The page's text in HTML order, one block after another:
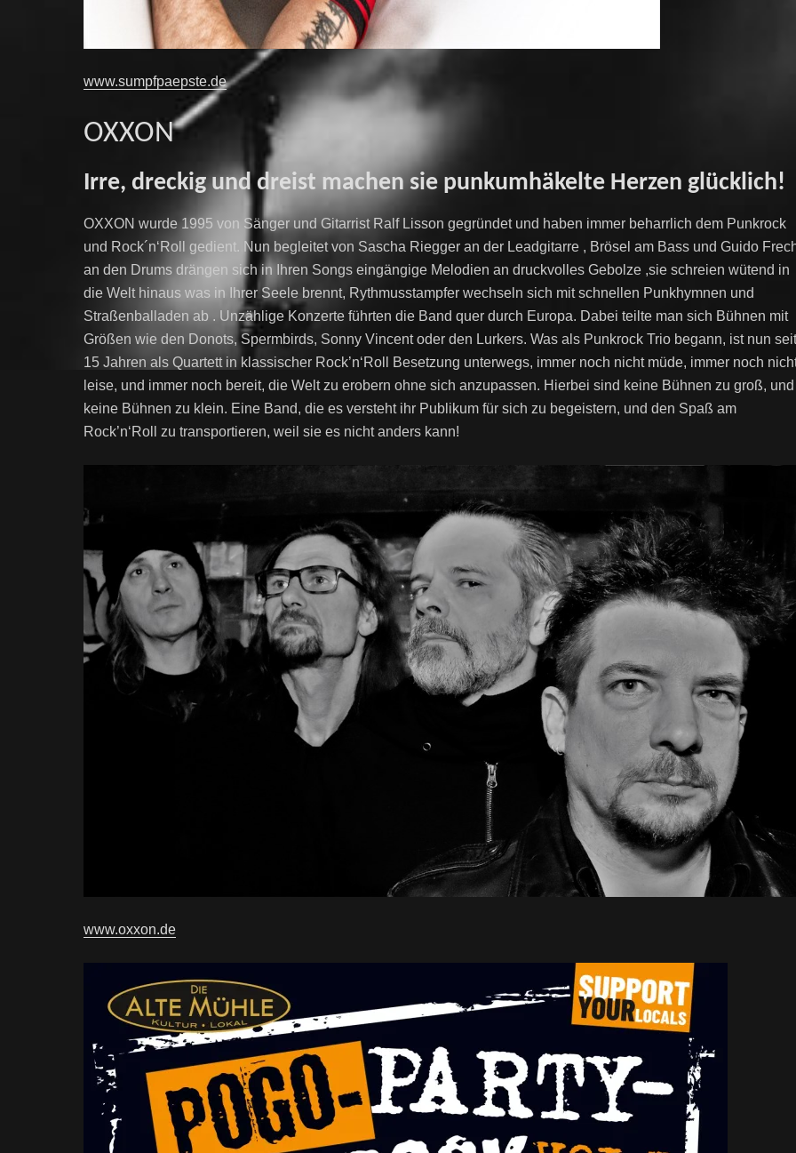
www.sumpfpaepste.de
OXXON
Irre, dreckig und dreist machen sie punkumhäkelte Herzen glücklich!
OXXON wurde 1995 von Sänger und Gitarrist Ralf Lisson gegründet und haben immer beharrlich dem Punkrock
und Rock´n‘Roll gedient. Nun begleitet von Sascha Riegger an der Leadgitarre , Brösel am Bass und Guido
an den Drums drängen sich in Ihren Songs eingängige Melodien an druckvolles Gebolze ,sie schreien wütend in
die Welt hinaus was in Ihrer Seele brennt, Rythmusstampfer wechseln sich mit schnellen Punkhymnen und
Straßenballaden ab . Unzählige Konzerte führten die Band quer durch Europa. Dabei teilte man sich Bühnen mit
Größen wie den Donots, Spermbirds, Sonny Vincent oder den Lurkers. Was als Punkrock Trio begann, ist nun
15 Jahren als Quartett in klassischer Rock’n‘Roll Besetzung unterwegs, immer noch nicht müde, immer noch
leise, und immer noch bereit, die Welt zu erobern ohne sich anzupassen. Hierbei sind keine Bühnen zu groß, und
keine Bühnen zu klein. Eine Band, die es versteht ihr Publikum für sich zu begeistern, und den Spaß am
Rock’n‘Roll zu transportieren, weil sie es nicht anders kann!
www.oxxon.de